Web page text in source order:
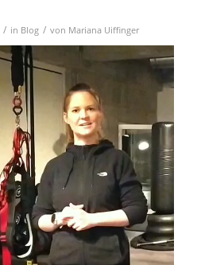
/ in Blog / von Mariana Uiffinger